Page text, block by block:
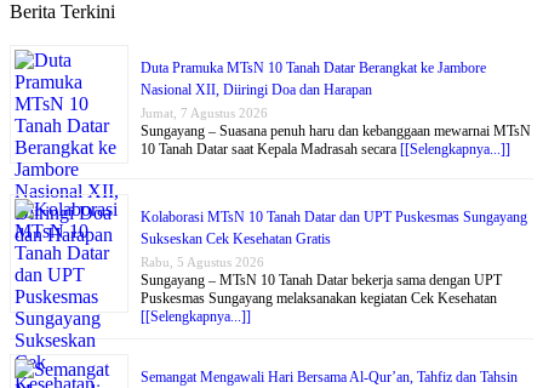
Berita Terkini
Duta Pramuka MTsN 10 Tanah Datar Berangkat ke Jambore
Nasional XII, Diiringi Doa dan Harapan
Jumat, 7 Agustus 2026
Sungayang – Suasana penuh haru dan kebanggaan mewarnai MTsN
10 Tanah Datar saat Kepala Madrasah secara [[Selengkapnya...]]
Kolaborasi MTsN 10 Tanah Datar dan UPT Puskesmas Sungayang
Sukseskan Cek Kesehatan Gratis
Rabu, 5 Agustus 2026
Sungayang – MTsN 10 Tanah Datar bekerja sama dengan UPT
Puskesmas Sungayang melaksanakan kegiatan Cek Kesehatan
[[Selengkapnya...]]
Semangat Mengawali Hari Bersama Al-Qur’an, Tahfiz dan Tahsin